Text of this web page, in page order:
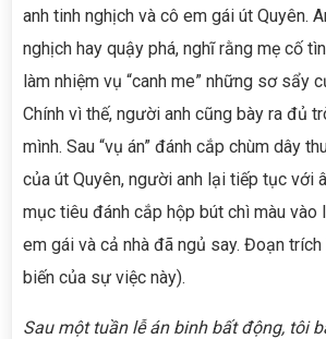
anh tinh nghịch và cô em gái út Quyên.
nghịch hay quậy phá, nghĩ rằng mẹ cố
làm nhiệm vụ “canh me” những sơ sẩy
Chính vì thế, người anh cũng bày ra đủ
mình. Sau “vụ án” đánh cắp chùm dây
của út Quyên, người anh lại tiếp tục với
mục tiêu đánh cắp hộp bút chì màu vào
em gái và cả nhà đã ngủ say. Đoạn
biến của sự việc này).
Sau một tuần lễ án binh bất động, tôi